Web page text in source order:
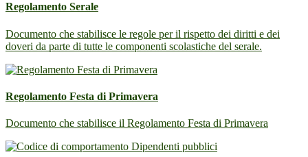
Regolamento Serale
Documento che stabilisce le regole per il rispetto dei diritti e dei
doveri da parte di tutte le componenti scolastiche del serale.
Regolamento Festa di Primavera
Documento che stabilisce il Regolamento Festa di Primavera